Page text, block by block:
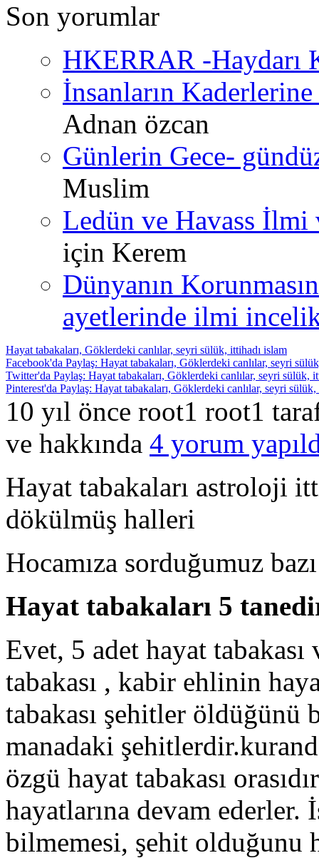
Son yorumlar
HKERRAR -Haydarı
İnsanların
Adnan özcan
Günlerin Gece-
Muslim
Ledün ve Havass İlmi
için Kerem
Dünyanın
ayetlerinde ilmi
Hayat tabakaları, Göklerdeki canlılar, seyri sülük, ittihadı islam
Facebook'da Paylaş: Hayat tabakaları, Göklerdeki canlılar, seyri
Twitter'da Paylaş: Hayat tabakaları, Göklerdeki canlılar, seyri sülük,
Pinterest'da Paylaş: Hayat tabakaları, Göklerdeki canlılar, seyri sülük,
10 yıl önce root1 root1
ve hakkında 4 yorum
Hayat tabakaları astroloji
dökülmüş halleri
Hocamıza sorduğumuz
Hayat tabakaları 5
Evet, 5 adet hayat tabakası
tabakası , kabir ehlinin
tabakası şehitler öldüğünü
manadaki
özgü hayat tabakası
hayatlarına devam ederler.
bilmemesi, şehit olduğunu